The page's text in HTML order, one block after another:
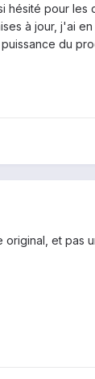
hésité pour
à jour, j'ai
du
et pas